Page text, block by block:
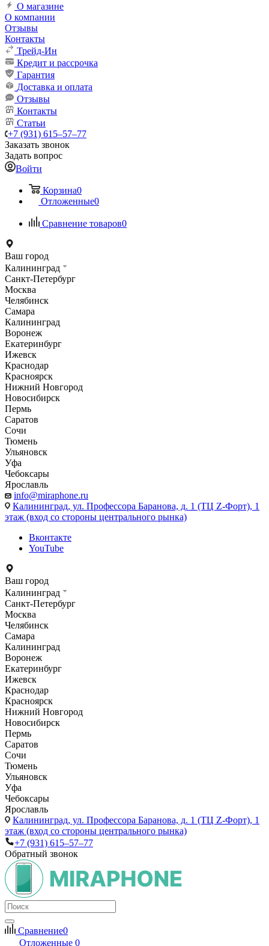
О магазине
О компании
Отзывы
Контакты
Трейд-Ин
Кредит и рассрочка
Гарантия
Доставка и оплата
Отзывы
Контакты
Статьи
+7 (931) 615‒57‒77
Заказать звонок
Задать вопрос
Войти
Корзина0
Отложенные0
Сравнение товаров0
Ваш город
Калининград
Санкт-Петербург
Москва
Челябинск
Самара
Калининград
Воронеж
Екатеринбург
Ижевск
Краснодар
Красноярск
Нижний Новгород
Новосибирск
Пермь
Саратов
Сочи
Тюмень
Ульяновск
Уфа
Чебоксары
Ярославль
info@miraphone.ru
Калининград, ул. Профессора Баранова, д. 1 (ТЦ Z-Форт), 1
этаж (вход со стороны центрального рынка)
Вконтакте
YouTube
Ваш город
Калининград
Санкт-Петербург
Москва
Челябинск
Самара
Калининград
Воронеж
Екатеринбург
Ижевск
Краснодар
Красноярск
Нижний Новгород
Новосибирск
Пермь
Саратов
Сочи
Тюмень
Ульяновск
Уфа
Чебоксары
Ярославль
Калининград, ул. Профессора Баранова, д. 1 (ТЦ Z-Форт), 1
этаж (вход со стороны центрального рынка)
+7 (931) 615‒57‒77
Обратный звонок
Сравнение0
Отложенные 0